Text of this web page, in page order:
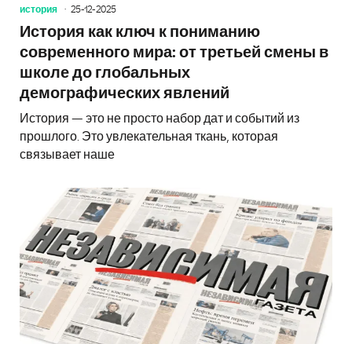
история 25-12-2025
История как ключ к пониманию
современного мира: от третьей смены в
школе до глобальных
демографических явлений
История — это не просто набор дат и событий из
прошлого. Это увлекательная ткань, которая
связывает наше